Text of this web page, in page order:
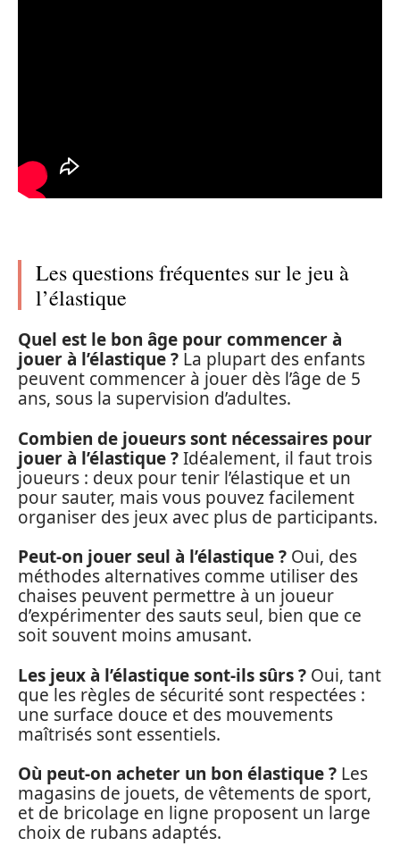
Les questions fréquentes sur le jeu à
l’élastique
Quel est le bon âge pour commencer à
jouer à l’élastique ? La plupart des enfants
peuvent commencer à jouer dès l’âge de 5
ans, sous la supervision d’adultes.
Combien de joueurs sont nécessaires pour
jouer à l’élastique ?Idéalement, il faut trois
joueurs : deux pour tenir l’élastique et un
pour sauter, mais vous pouvez facilement
organiser des jeux avec plus de participants.
Peut-on jouer seul à l’élastique ? Oui, des
méthodes alternatives comme utiliser des
chaises peuvent permettre à un joueur
d’expérimenter des sauts seul, bien que ce
soit souvent moins amusant.
Les jeux à l’élastique sont-ils sûrs ? Oui, tant
que les règles de sécurité sont respectées :
une surface douce et des mouvements
maîtrisés sont essentiels.
Où peut-on acheter un bon élastique ? Les
magasins de jouets, de vêtements de sport,
et de bricolage en ligne proposent un large
choix de rubans adaptés.